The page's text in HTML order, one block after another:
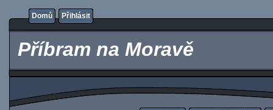
Domů Přihlásit
Příbram na Moravě